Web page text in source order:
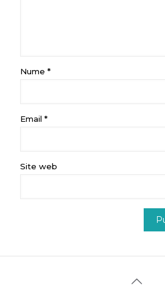
Nume *
Email *
Site web